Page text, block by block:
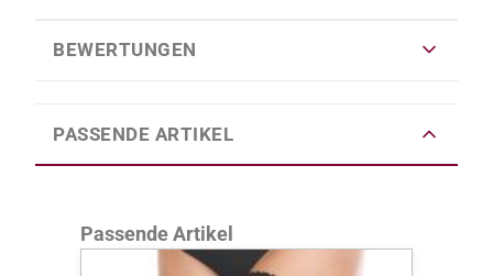
BEWERTUNGEN
PASSENDE ARTIKEL
Produktgalerie überspringen
Passende Artikel